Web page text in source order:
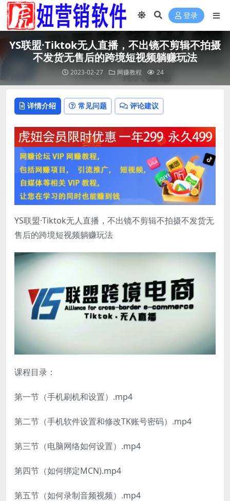
登录
YS联盟·Tiktok无人直播，不出镜不剪辑不拍摄
不发货无售后的跨境短视频躺赚玩法
2023-02-27 网赚教程 24
详情介绍 常见问题 评论建议
YS联盟·Tiktok无人直播，不出镜不剪辑不拍摄不发货无
售后的跨境短视频躺赚玩法
课程目录：
第一节（手机刷机和设置）.mp4
第二节（手机软件设置和修改TK账号密码）.mp4
第三节（电脑网络如何设置）.mp4
第四节（如何绑定MCN).mp4
第五节（如何录制音频视频）.mp4